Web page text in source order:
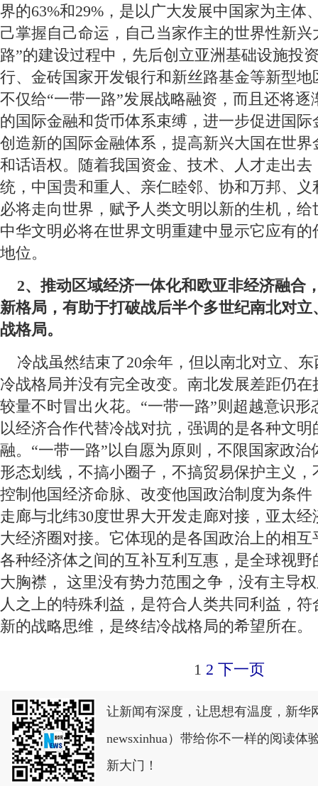
界的63%和29%，是以广大发展中国家为主体
己掌握自己命运，自己当家作主的世界性新兴
路”的建设过程中，先后创立亚洲基础设施投
行、金砖国家开发银行和新丝路基金等新型
不仅给“一带一路”发展战略融资，而且还将
的国际金融和货币体系束缚，进一步促进国
创造新的国际金融体系，提高新兴大国在世
和话语权。随着我国资金、技术、人才走出
统，中国贵和重人、亲仁睦邻、协和万邦、
必将走向世界，赋予人类文明以新的生机，
中华文明必将在世界文明重建中显示它应有
地位。
2、推动区域经济一体化和欧亚非经济融合
新格局，有助于打破战后半个多世纪南北对
战格局。
冷战虽然结束了20余年，但以南北对立、
冷战格局并没有完全改变。南北发展差距仍
较量不时冒出火花。“一带一路”则超越意识
以经济合作代替冷战对抗，强调的是各种文
融。“一带一路”以自愿为原则，不限国家政
形态划线，不搞小圈子，不搞贸易保护主义
控制他国经济命脉、改变他国政治制度为条
走廊与北纬30度世界大开发走廊对接，亚太
大经济圈对接。它体现的是各国政治上的相
各种经济体之间的互补互利互惠，是全球视
大胸襟， 这里没有势力范围之争，没有主导
人之上的特殊利益，是符合人类共同利益，
新的战略思维，是终结冷战格局的希望所在。
1 2 下一页
让新闻有深度，让思想有温度，新华
newsxinhua）带给你不一样的阅读体
新大门！